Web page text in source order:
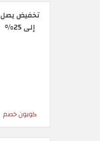
تخفيض يصل
إلى 25%
كوبون خصم